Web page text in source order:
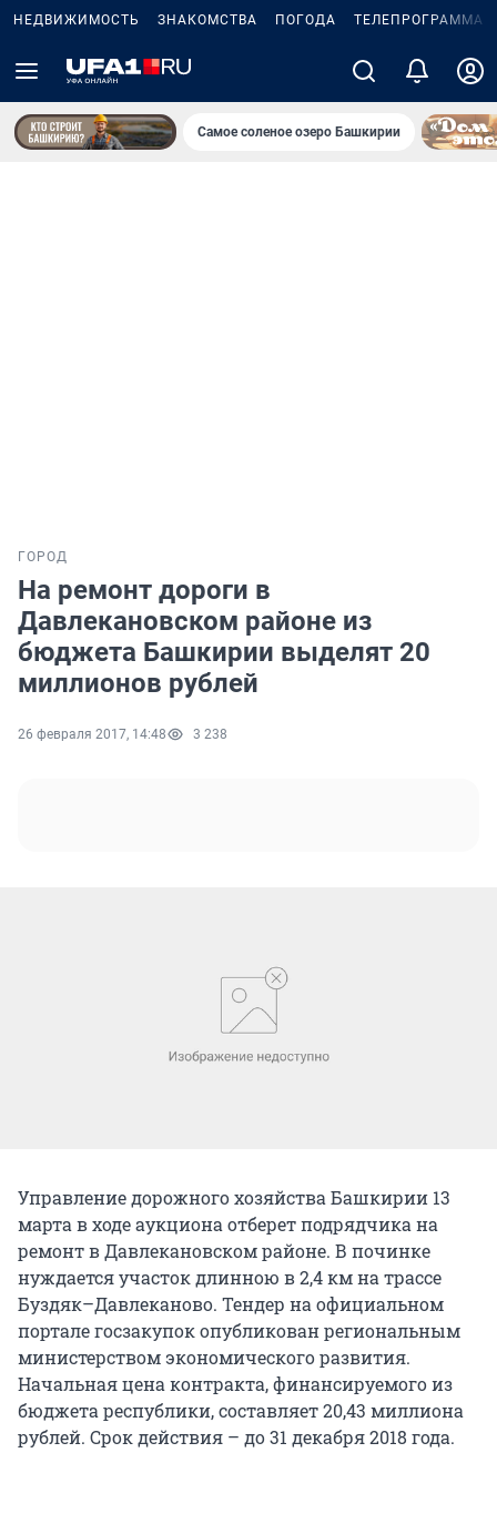
НЕДВИЖИМОСТЬ ЗНАКОМСТВА ПОГОДА ТЕЛЕПРОГРАММА
Самое соленое озеро Башкирии
ГОРОД
На ремонт дороги в
Давлекановском районе из
бюджета Башкирии выделят 20
миллионов рублей
26 февраля 2017, 14:48 3 238
Управление дорожного хозяйства Башкирии 13
марта в ходе аукциона отберет подрядчика на
ремонт в Давлекановском районе. В починке
нуждается участок длинною в 2,4 км на трассе
Буздяк–Давлеканово. Тендер на официальном
портале госзакупок опубликован региональным
министерством экономического развития.
Начальная цена контракта, финансируемого из
бюджета республики, составляет 20,43 миллиона
рублей. Срок действия – до 31 декабря 2018 года.